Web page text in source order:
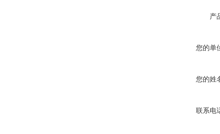
产
您的单
您的姓
联系电